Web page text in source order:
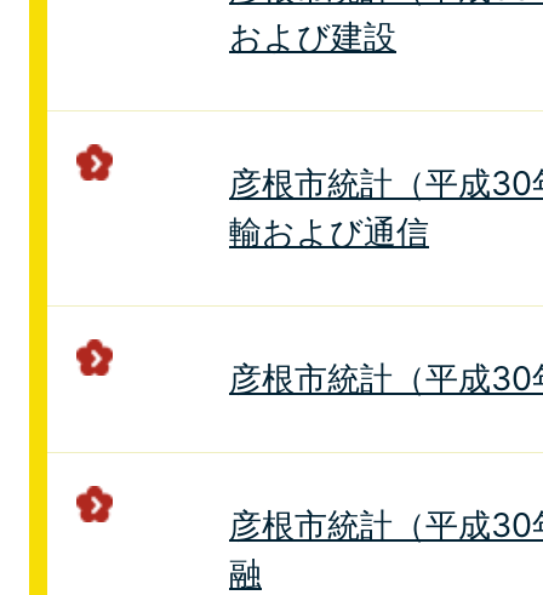
および建設
彦根市統計（平成
輸および通信
彦根市統計（平成30
彦根市統計（平成
融